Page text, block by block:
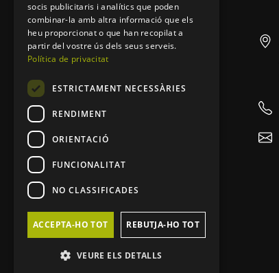
socis publicitaris i analítics que poden
combinar-la amb altra informació que els
heu proporcionat o que han recopilat a
partir del vostre ús dels seus serveis.
Política de privacitat
ESTRICTAMENT NECESSÀRIES
RENDIMENT
ORIENTACIÓ
FUNCIONALITAT
NO CLASSIFICADES
ACCEPTA-HO TOT REBUTJA-HO TOT
VEURE ELS DETALLS